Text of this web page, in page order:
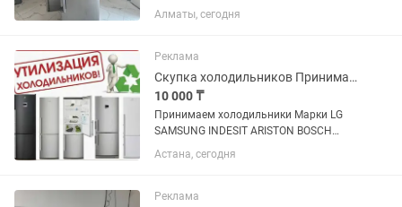
магазина и мастера с более чем 10
летним опытом работы. Все
Цены от 50000 в зависимости от
модели...
Алматы, сегодня
Реклама
Скупка холодильников Принимаем Холодильники
10 000 ₸
Принимаем холодильники Марки LG
SAMSUNG INDESIT ARISTON BOSCH
Астана, сегодня
Реклама